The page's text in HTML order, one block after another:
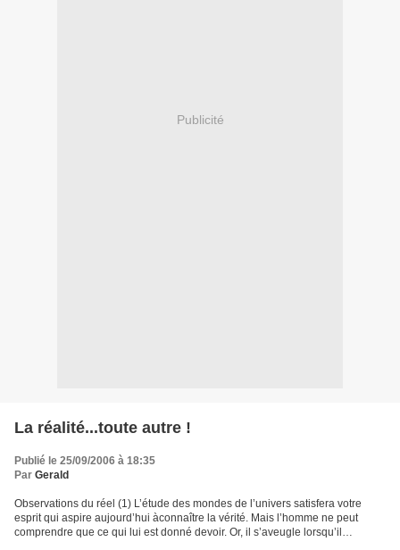
Publicité
La réalité...toute autre !
Publié le 25/09/2006 à 18:35
Par Gerald
Observations du réel (1) L’étude des mondes de l’univers satisfera votre
esprit qui aspire aujourd’hui àconnaître la vérité. Mais l’homme ne peut
comprendre que ce qui lui est donné devoir. Or, il s’aveugle lorsqu’il